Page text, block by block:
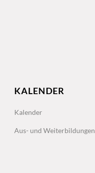
KALENDER
Kalender
Aus- und Weiterbildungen